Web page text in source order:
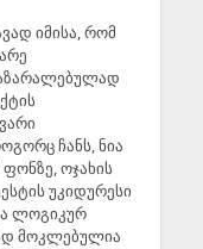
იმისა, რომ
ჩანს, ნია
ფონზე, ოჯახის
უკიდურესი
ლოგიკურ
მოკლებულია